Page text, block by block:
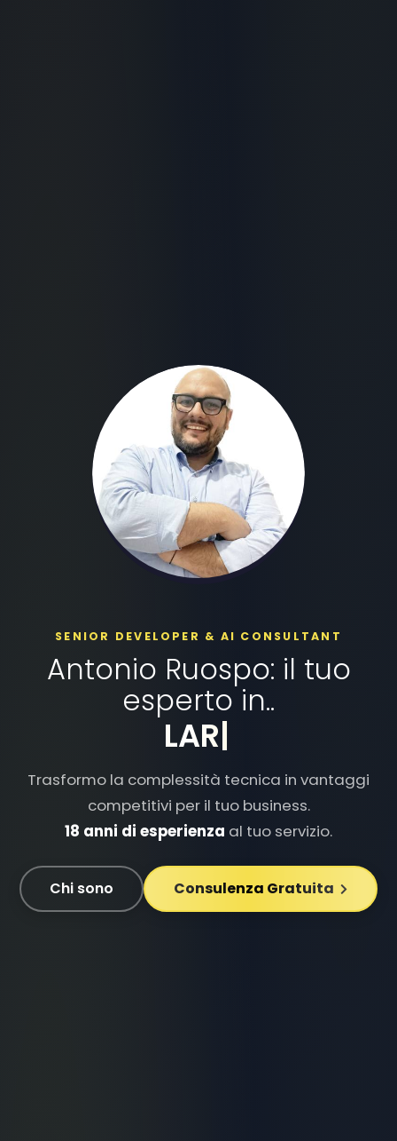
SENIOR DEVELOPER & AI CONSULTANT
Antonio Ruospo: il tuo
esperto in..
DOCKER
Trasformo la complessità tecnica in vantaggi
competitivi per il tuo business.
18 anni di esperienza al tuo servizio.
Chi sono Consulenza Gratuita